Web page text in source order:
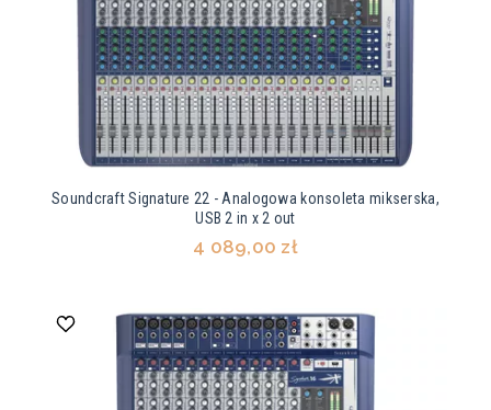
Soundcraft Signature 22 - Analogowa konsoleta mikserska,
USB 2 in x 2 out
4 089,00 zł